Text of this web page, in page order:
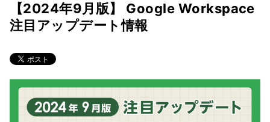
【2024年9月版】 Google Workspace
注目アップデート情報